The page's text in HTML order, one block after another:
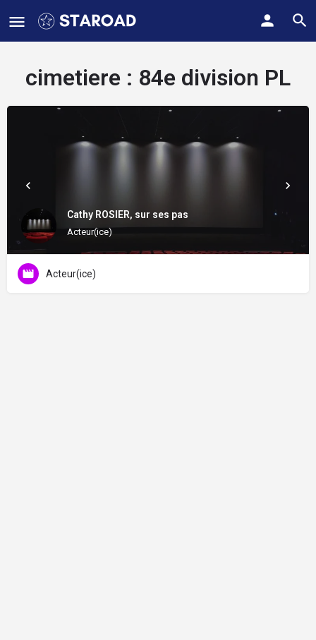
cimetiere : 84e division PL
Cathy ROSIER, sur ses pas
Acteur(ice)
Acteur(ice)